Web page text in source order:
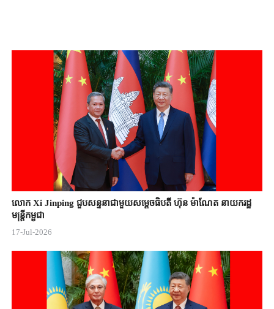
លោក Xi Jinping ជួបសន្ទនាជាមួយសម្តេចធិបតី ហ៊ុន ម៉ាណែត នាយករដ្ឋ
មន្ត្រីកម្ពុជា
17-Jul-2026